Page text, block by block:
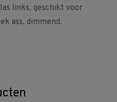
links, geschikt voor
ass, dimmend.